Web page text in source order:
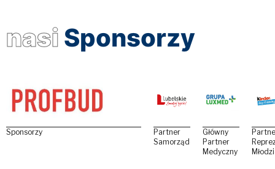
nasi Sponsorzy
Sponsorzy
Partner
Samorządowy
Główny
Partner
Medyczny